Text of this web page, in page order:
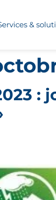
&
: